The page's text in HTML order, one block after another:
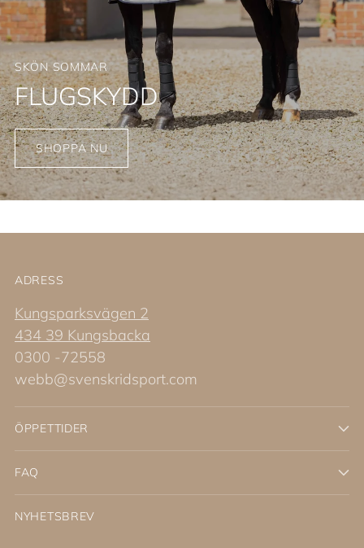
SKÖN SOMMAR
FLUGSKYDD
SHOPPA NU
ADRESS
Kungsparksvägen 2
434 39 Kungsbacka
0300 -72558
webb@svenskridsport.com
ÖPPETTIDER
FAQ
NYHETSBREV